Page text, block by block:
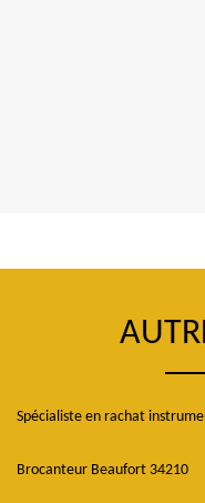
Spécialiste en rachat
Brocanteur Beaufort 34210